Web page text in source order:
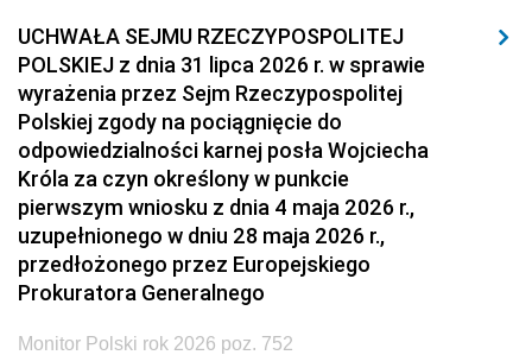
UCHWAŁA SEJMU RZECZYPOSPOLITEJ
POLSKIEJ z dnia 31 lipca 2026 r. w sprawie
wyrażenia przez Sejm Rzeczypospolitej
Polskiej zgody na pociągnięcie do
odpowiedzialności karnej posła Wojciecha
Króla za czyn określony w punkcie
pierwszym wniosku z dnia 4 maja 2026 r.,
uzupełnionego w dniu 28 maja 2026 r.,
przedłożonego przez Europejskiego
Prokuratora Generalnego
Monitor Polski rok 2026 poz. 752